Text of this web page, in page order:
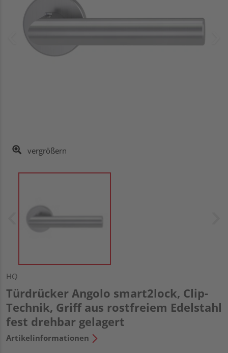
vergrößern
HQ
Türdrücker Angolo smart2lock, Clip-
Technik, Griff aus rostfreiem Edelstahl
fest drehbar gelagert
Artikelinformationen